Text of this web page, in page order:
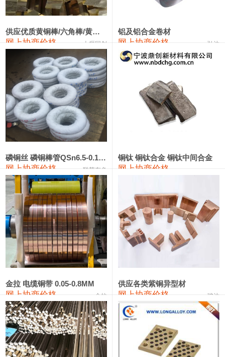
1#电解锰(99.7%袋装) 17,900—18,100 18,000
1#电解锰 18,800—19,000 18,900
1#铬 60,000—82,000
2202#硅 14,100—14,300
553#硅 9,200—9,400 9,300
3303#硅 10,300—10,500 10,400
441#硅 9,500—9,700
金属硅553#-331# 10,000 0
漆包线 111,610—115,610 113,610
磷铜合金 110,400—117,200 113,800 1,050
无氧铜丝(硬) 109,350—109,650 109,500
R410A专用紫铜管 113,340—113,340
铸造铝合金锭(A380） 26,200—26,400 26,300 100
铝合金ADC12 24,100—24,300 100
铸造铝合金锭(ZL102) 24,100—24,300 24,200
供应优质黄铜棒/六角棒/黄铜方板
网上协商价格 十堰同创
铝及铝合金卷材
网上协商价格 弘达
磷铜丝 磷铜棒管QSn6.5-0.1 7-0.2 8-0.3
网上协商价格 联荣有色
铜钛 铜钛合金 铜钛中间合金
网上协商价格
金拉 电缆铜带 0.05-0.8MM
网上协商价格 金拉
供应各类紫铜异型材
网上协商价格 骏达